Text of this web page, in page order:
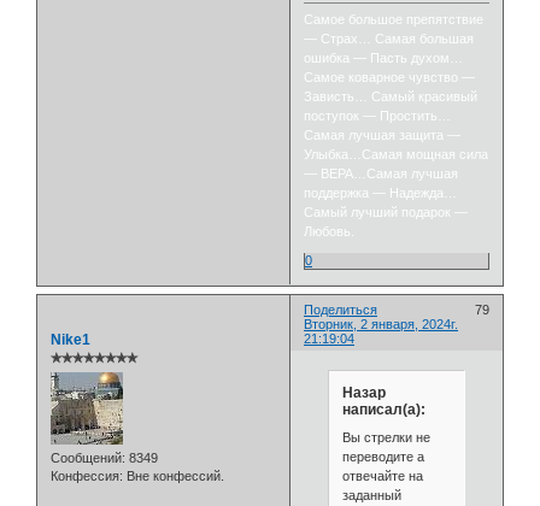
Самое большое препятствие
— Страх… Самая большая
ошибка — Пасть духом…
Самое коварное чувство —
Зависть… Самый красивый
поступок — Простить…
Самая лучшая защита —
Улыбка…Самая мощная сила
— ВЕРА…Самая лучшая
поддержка — Надежда…
Самый лучший подарок —
Любовь.
0
Поделиться
79
Вторник, 2 января, 2024г.
21:19:04
Nike1
✯✯✯✯✯✯✯✯
Сообщений: 8349
Конфессия: Вне конфессий.
Назар
написал(а):
Вы стрелки не
переводите а
отвечайте на
заданный